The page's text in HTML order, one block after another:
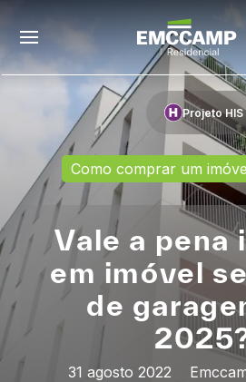
Projeto HIS
Como comprar um
Vale a pena
em imóvel
de
31 agosto 2022